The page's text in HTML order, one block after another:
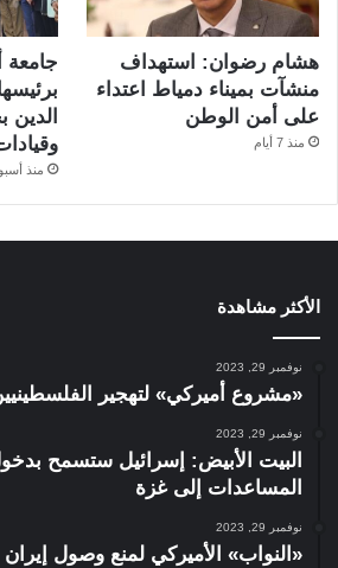
هشام رضوان: استهداف
منشآت بميناء دمياط اعتداء
على أمن الوطن
منذ 7 أيام
جامعة
منذ
الأكثر مشاهدة
نوفمبر 29, 2023
«مشروع أميركي» لتهجير
نوفمبر 29, 2023
البيت الأبيض: إسرائيل ستسمح
المساعدات إلى غزة
نوفمبر 29, 2023